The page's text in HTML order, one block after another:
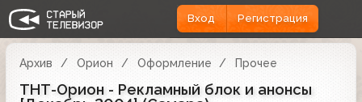
Вход Регистрация
Архив Орион Оформление Прочее
ТНТ-Орион - Рекламный блок и анонсы